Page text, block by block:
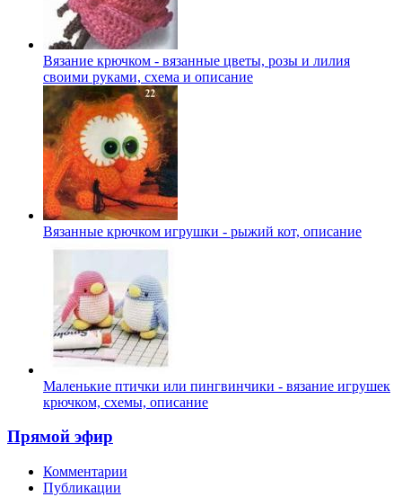
Вязание крючком - вязанные цветы, розы и лилия
своими руками, схема и описание
Вязанные крючком игрушки - рыжий кот, описание
Маленькие птички или пингвинчики - вязание игрушек
крючком, схемы, описание
Прямой эфир
Комментарии
Публикации